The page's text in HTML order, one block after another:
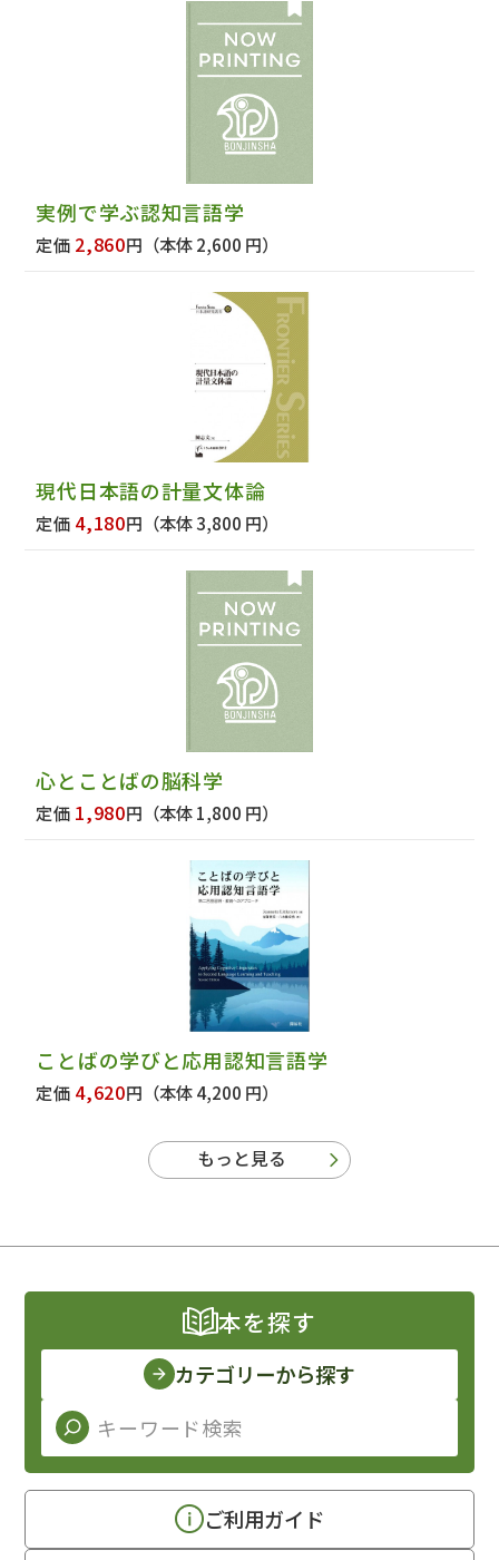
実例で学ぶ認知言語学
定価 2,860円 （本体 2,600 円）
現代日本語の計量文体論
定価 4,180円 （本体 3,800 円）
心とことばの脳科学
定価 1,980円 （本体 1,800 円）
ことばの学びと応用認知言語学
定価 4,620円 （本体 4,200 円）
もっと見る
本を探す
カテゴリーから探す
ご利用ガイド